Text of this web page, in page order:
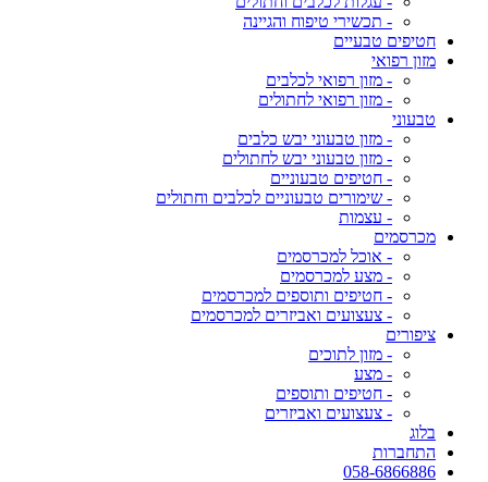
- תכשירי טיפוח והגיינה
חטיפים טבעיים
מזון רפואי
- מזון רפואי לכלבים
- מזון רפואי לחתולים
טבעוני
- מזון טבעוני יבש כלבים
- מזון טבעוני יבש לחתולים
- חטיפים טבעוניים
- שימורים טבעוניים לכלבים וחתולים
- עצמות
מכרסמים
- אוכל למכרסמים
- מצע למכרסמים
- חטיפים ותוספים למכרסמים
- צעצועים ואביזרים למכרסמים
ציפורים
- מזון לתוכים
- מצע
- חטיפים ותוספים
- צעצועים ואביזרים
בלוג
התחברות
058-6866886